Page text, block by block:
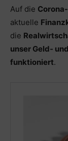
Auf die
aktuelle
die
unser Geld-
funktioniert.